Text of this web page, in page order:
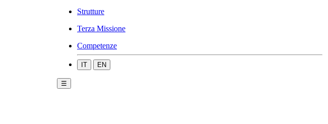
Strutture
Terza Missione
Competenze
IT EN
☰